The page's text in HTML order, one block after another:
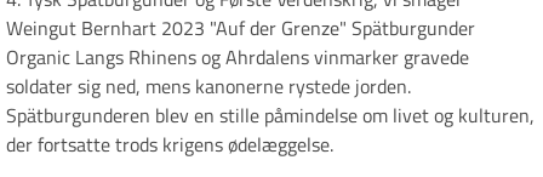
Weingut Bernhart 2023 "Auf der Grenze" Spätburgunder
Organic Langs Rhinens og Ahrdalens vinmarker gravede
soldater sig ned, mens kanonerne rystede jorden.
Spätburgunderen blev en stille påmindelse om livet og kulturen,
der fortsatte trods krigens ødelæggelse.